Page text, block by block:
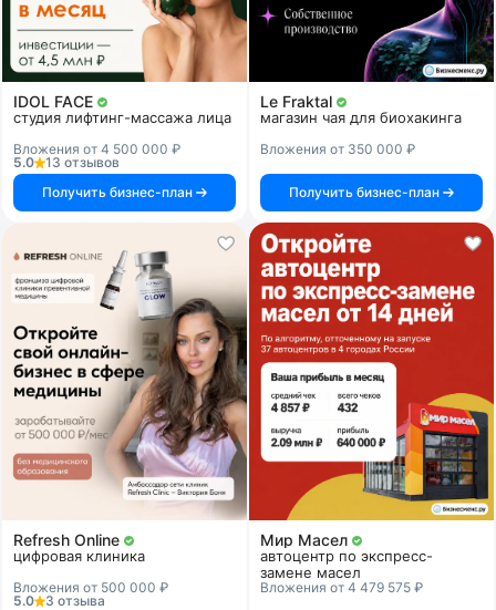
IDOL FACE
студия лифтинг-массажа лица
Вложения от 4 500 000 ₽
5.0
13 отзывов
Получить бизнес-план
Le Fraktal
магазин чая для биохакинга
Вложения от 350 000 ₽
Получить бизнес-план
Refresh Online
цифровая клиника
Вложения от 500 000 ₽
5.0
3 отзыва
Мир Масел
автоцентр по экспресс-
замене масел
Вложения от 4 479 575 ₽